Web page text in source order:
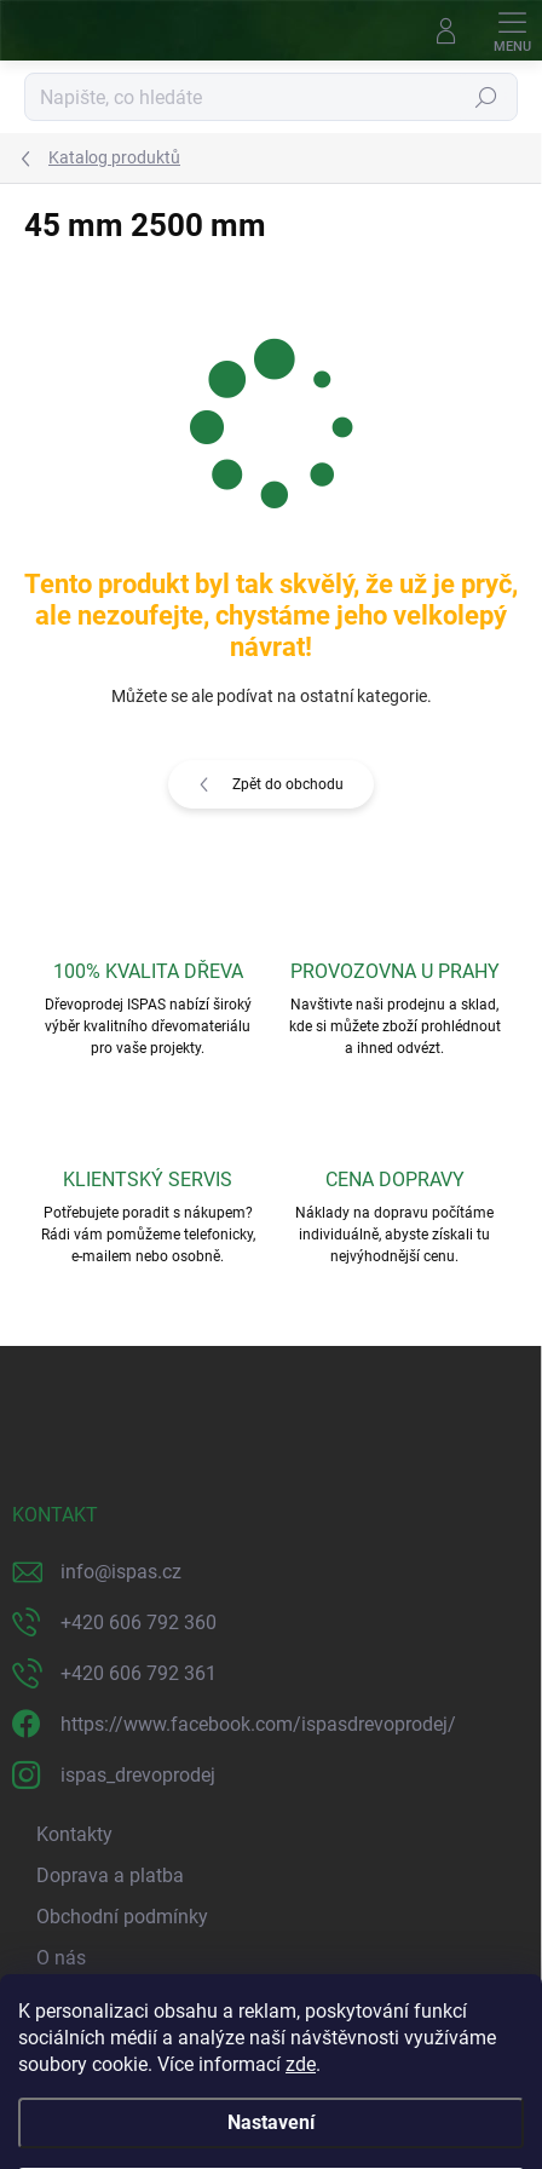
K personalizaci obsahu a reklam, poskytování funkcí
sociálních médií a analýze naší návštěvnosti využíváme
soubory cookie. Více informací zde.
Nastavení
Hledat
Katalog produktů
45 mm 2500 mm
Tento produkt byl tak skvělý, že už je pryč,
ale nezoufejte, chystáme jeho velkolepý
návrat!
Můžete se ale podívat na ostatní kategorie.
Zpět do obchodu
100% KVALITA DŘEVA
Dřevoprodej ISPAS nabízí široký
výběr kvalitního dřevomateriálu
pro vaše projekty.
PROVOZOVNA U PRAHY
Navštivte naši prodejnu a sklad,
kde si můžete zboží prohlédnout
a ihned odvézt.
KLIENTSKÝ SERVIS
Potřebujete poradit s nákupem?
Rádi vám pomůžeme telefonicky,
e-mailem nebo osobně.
CENA DOPRAVY
Náklady na dopravu počítáme
individuálně, abyste získali tu
nejvýhodnější cenu.
KONTAKT
info@ispas.cz
+420 606 792 360
+420 606 792 361
https://www.facebook.com/ispasdrevoprodej/
ispas_drevoprodej
Kontakty
Doprava a platba
Obchodní podmínky
O nás
Kamenná prodejna
Blog - píšeme o dřevu